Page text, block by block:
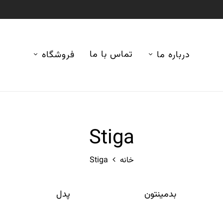
درباره ما تماس با ما فروشگاه
Stiga
خانه
بدمینتون پدل